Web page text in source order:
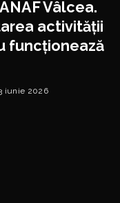
Vâlcea.
activității
funcționează
iunie 2026